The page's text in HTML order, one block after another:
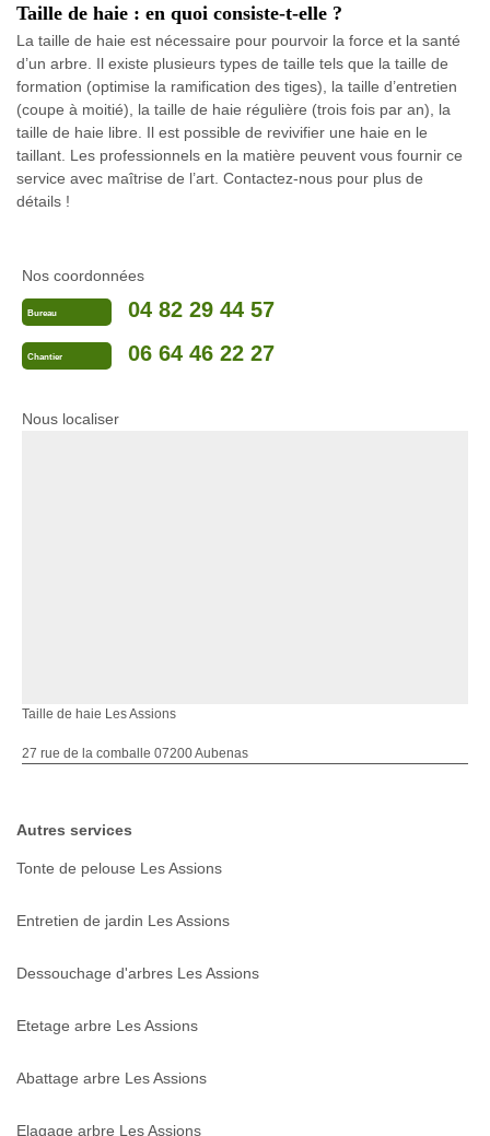
Taille de haie : en quoi consiste-t-elle ?
La taille de haie est nécessaire pour pourvoir la force et la santé
d’un arbre. Il existe plusieurs types de taille tels que la taille de
formation (optimise la ramification des tiges), la taille d’entretien
(coupe à moitié), la taille de haie régulière (trois fois par an), la
taille de haie libre. Il est possible de revivifier une haie en le
taillant. Les professionnels en la matière peuvent vous fournir ce
service avec maîtrise de l’art. Contactez-nous pour plus de
détails !
Nos coordonnées
Bureau 04 82 29 44 57
Chantier 06 64 46 22 27
Nous localiser
Taille de haie Les Assions
27 rue de la comballe 07200 Aubenas
Autres services
Tonte de pelouse Les Assions
Entretien de jardin Les Assions
Dessouchage d'arbres Les Assions
Etetage arbre Les Assions
Abattage arbre Les Assions
Elagage arbre Les Assions